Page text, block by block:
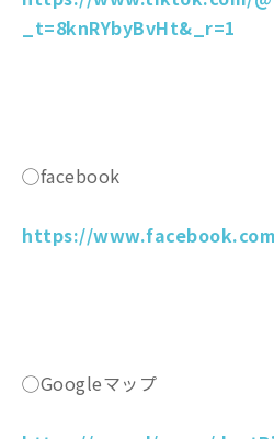
_t=8knRYbyBvHt&_r=1
◯facebook
https://
◯Googleマップ